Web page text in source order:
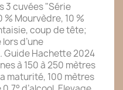
3 cuvées "Série
Mourvèdre, 10 %
coup de tête;
d’une
Hachette 2024
à 150 à 250 mètres
maturité, 100 mètres